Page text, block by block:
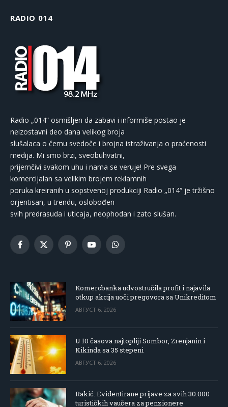
RADIO 014
Radio „014“ osmišljen da zabavi i informiše postao je
neizostavni deo dana velikog broja
slušalaca o čemu svedoče i brojna istraživanja o praćenosti
medija. Mi smo brzi, sveobuhvatni,
prijemčivi svakom uhu i nama se veruje! Pre svega
komercijalan sa velikim brojem reklamnih
poruka kreiranih u sopstvenoj produkciji Radio „014“ je tržišno
orjentisan, u trendu, oslobođen
svih predrasuda i uticaja, neophodan i zato slušan.
Facebook
X
PinterestYouTubeWhatsApp
Komercbanka udvostručila profit i najavila
otkup akcija uoči pregovora sa Unikreditom
АВГУСТ 6, 2026
U 10 časova najtopliji Sombor, Zrenjanin i
Kikinda sa 35 stepeni
АВГУСТ 6, 2026
Rakić: Evidentirane prijave za svih 30.000
turističkih vaučera za penzionere